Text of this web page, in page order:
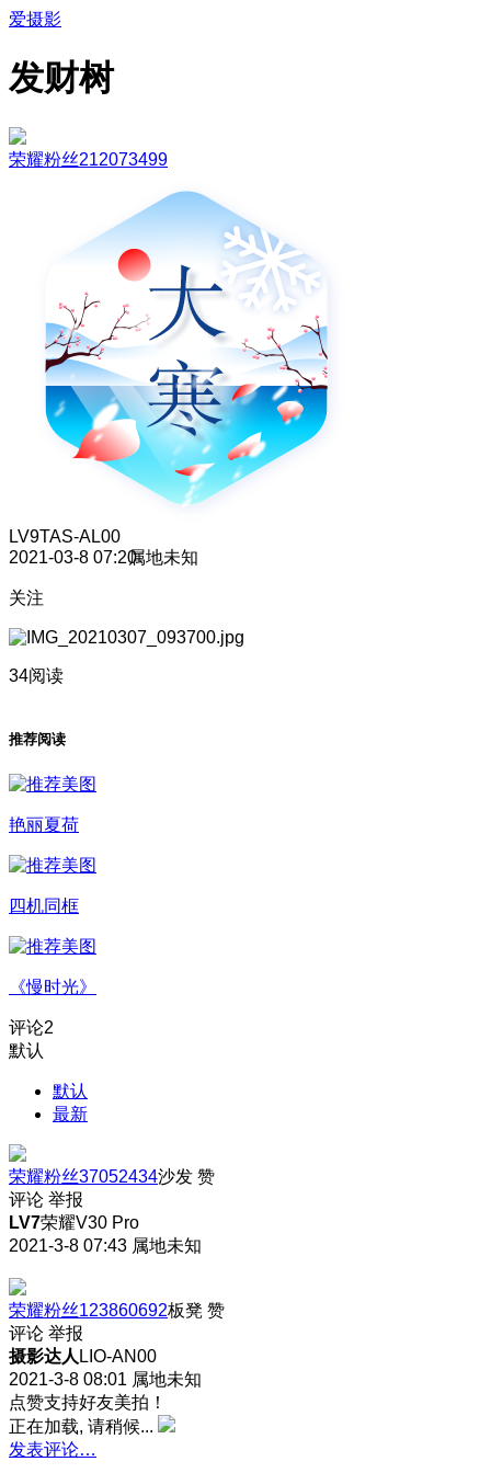
爱摄影
发财树
荣耀粉丝212073499
LV9TAS-AL00
2021-03-8 07:20属地未知
关注
34阅读
推荐阅读
艳丽夏荷
四机同框
《慢时光》
评论2
默认
默认
最新
荣耀粉丝37052434沙发 赞
评论 举报
LV7荣耀V30 Pro
2021-3-8 07:43 属地未知
荣耀粉丝123860692板凳 赞
评论 举报
摄影达人 LIO-AN00
2021-3-8 08:01 属地未知
点赞支持好友美拍！
正在加载, 请稍候...
发表评论…